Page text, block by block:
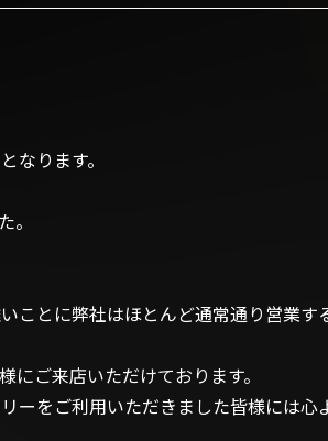
なります。
。
ことに弊社はほとんど通常通り営業す
ご来店いただけております。
ーをご利用いただきました皆様には心